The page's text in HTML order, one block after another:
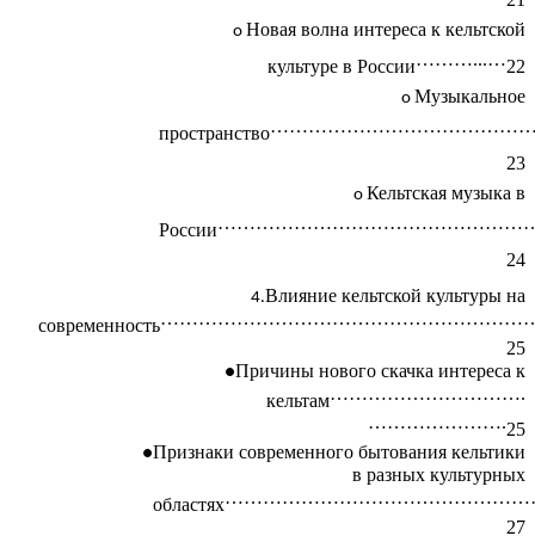
Новая волна интереса к кельтской
культуре в России………...…22
Музыкальное
пространство
23
Кельтская музыка в
России
24
Влияние кельтской культуры на
современность
25
Причины нового скачка интереса к
кельтам………………………….
………………….25
Признаки современного бытования кельтики
в разных культурных
областях
27